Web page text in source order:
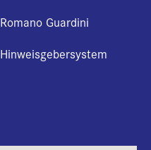
Romano Guardini
Hinweisgebersystem